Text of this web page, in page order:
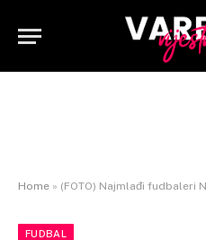
Home » (FOTO) Najmlađi fudbaleri NK
FUDBAL